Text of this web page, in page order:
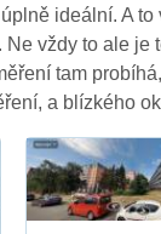
ideální. A
vždy to ale je
tam
a blízkého